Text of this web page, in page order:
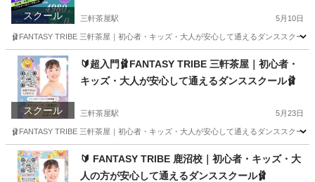
スクール 三軒茶屋駅 5月10日
🩰FANTASY TRIBE 三軒茶屋｜初心者・キッズ・大人が安心して通えるダンススクー
東京 世田谷区 三軒茶屋駅 初心者
スクール
🔰超入門🩰FANTASY TRIBE 三軒茶屋｜初心者・
キッズ・大人が安心して通えるダンススクール🩰
三軒茶屋駅 5月23日
🩰FANTASY TRIBE 三軒茶屋｜初心者・キッズ・大人が安心して通えるダンススクー
東京 世田谷区 ジャズダンス
🔰 FANTASY TRIBE 鹿沼校｜初心者・キッズ・大
人の方が安心して通えるダンススクール🩰